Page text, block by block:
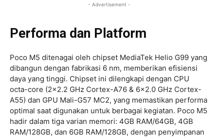
- Advertisement -
Performa dan Platform
Poco M5 ditenagai oleh chipset MediaTek Helio G99 yang
dibangun dengan fabrikasi 6 nm, memberikan efisiensi
daya yang tinggi. Chipset ini dilengkapi dengan CPU
octa-core (2×2.2 GHz Cortex-A76 & 6×2.0 GHz Cortex-
A55) dan GPU Mali-G57 MC2, yang memastikan performa
optimal saat digunakan untuk berbagai kegiatan. Poco M5
hadir dalam tiga varian memori: 4GB RAM/64GB, 4GB
RAM/128GB, dan 6GB RAM/128GB, dengan penyimpanan